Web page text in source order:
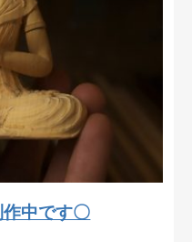
中です〇